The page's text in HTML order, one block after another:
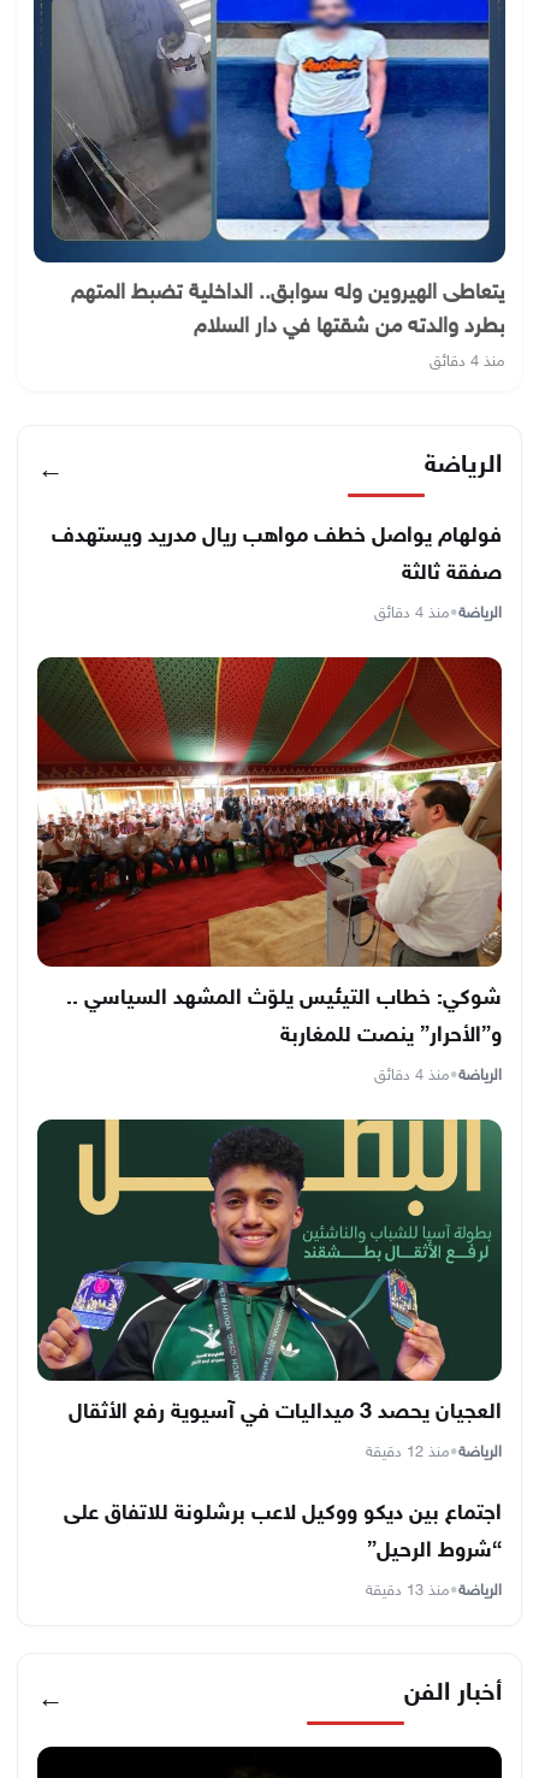
يتعاطى الهيروين وله سوابق.. الداخلية تضبط المتهم
بطرد والدته من شقتها في دار السلام
منذ 4 دقائق
الرياضة ←
فولهام يواصل خطف مواهب ريال مدريد ويستهدف
صفقة ثالثة
الرياضة•منذ 4 دقائق
شوكي: خطاب التيئيس يلوّث المشهد السياسي ..
و”الأحرار” ينصت للمغاربة
الرياضة•منذ 4 دقائق
العجيان يحصد 3 ميداليات في آسيوية رفع الأثقال
الرياضة•منذ 12 دقيقة
اجتماع بين ديكو ووكيل لاعب برشلونة للاتفاق على
“شروط الرحيل”
الرياضة•منذ 13 دقيقة
أخبار الفن ←